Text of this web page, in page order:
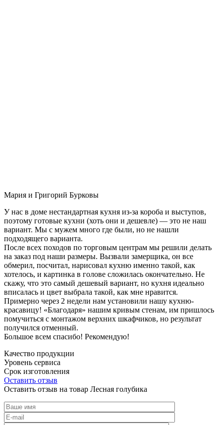
Мария и Григорий Бурковы
У нас в доме нестандартная кухня из-за короба и выступов,
поэтому готовые кухни (хоть они и дешевле) — это не наш
вариант. Мы с мужем много где были, но не нашли
подходящего варианта.
После всех походов по торговым центрам мы решили делать
на заказ под наши размеры. Вызвали замерщика, он все
обмерил, посчитал, нарисовал кухню именно такой, как
хотелось, и картинка в голове сложилась окончательно. Не
скажу, что это самый дешевый вариант, но кухня идеально
вписалась и цвет выбрала такой, как мне нравится.
Примерно через 2 недели нам установили нашу кухню-
красавицу! «Благодаря» нашим кривым стенам, им пришлось
помучиться с монтажом верхних шкафчиков, но результат
получился отменный.
Большое всем спасибо! Рекомендую!
Качество продукции
Уровень сервиса
Срок изготовления
Оставить отзыв
Оставить отзыв на товар Лесная голубика